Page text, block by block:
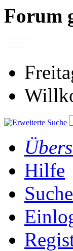
Forum
Hilfe
Suche